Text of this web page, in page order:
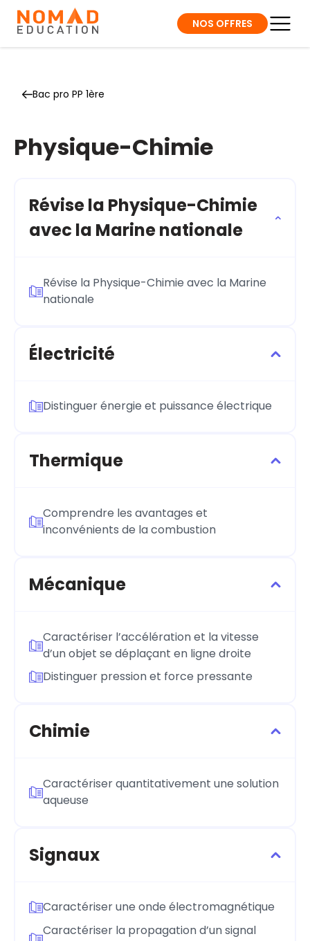
NOS OFFRES
Bac pro PP 1ère
Physique-Chimie
Révise la Physique-Chimie
avec la Marine nationale
Révise la Physique-Chimie avec la Marine
nationale
Électricité
Distinguer énergie et puissance électrique
Thermique
Comprendre les avantages et
inconvénients de la combustion
Mécanique
Caractériser l’accélération et la vitesse
d’un objet se déplaçant en ligne droite
Distinguer pression et force pressante
Chimie
Caractériser quantitativement une solution
aqueuse
Signaux
Caractériser une onde électromagnétique
Caractériser la propagation d’un signal